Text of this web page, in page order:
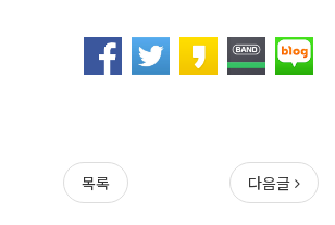
목록 다음글